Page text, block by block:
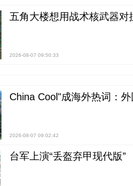
五角大楼想用战术核武器对
2026-08-07 09:50:33
China Cool"成海外热词：
2026-08-07 09:02:42
台军上演“丢盔弃甲现代版”